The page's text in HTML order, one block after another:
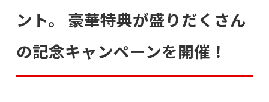
ント。 豪華特典が盛りだくさん
の記念キャンペーンを開催！